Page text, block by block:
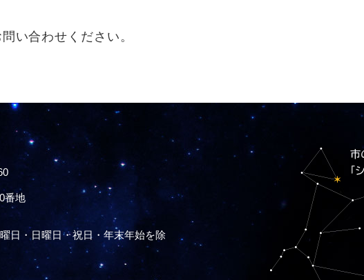
い合わせください。
番地
曜日・日曜日・祝日・年末年始を除